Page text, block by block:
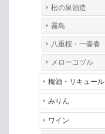
松の泉酒造
霧島
八重桜・一壷春
メローコヅル
梅酒・リキュール
みりん
ワイン